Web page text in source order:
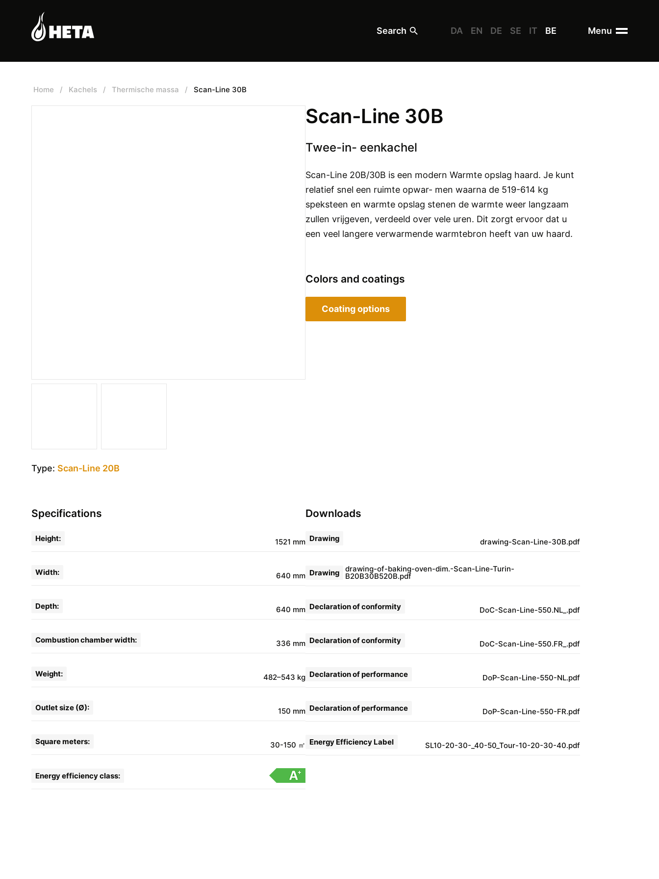
Search DA EN DE SE IT BE Menu
Home / Kachels / Thermische massa / Scan-Line 30B
Type: Scan-Line 20B
Scan-Line 30B
Twee-in- eenkachel
Scan-Line 20B/30B is een modern Warmte opslag haard. Je kunt
relatief snel een ruimte opwar- men waarna de 519-614 kg
speksteen en warmte opslag stenen de warmte weer langzaam
zullen vrijgeven, verdeeld over vele uren. Dit zorgt ervoor dat u
een veel langere verwarmende warmtebron heeft van uw haard.
Colors and coatings
Coating options
Specifications
Height: 1521 mm
Width: 640 mm
Depth: 640 mm
Combustion chamber width: 336 mm
Weight: 482–543 kg
Outlet size (Ø): 150 mm
Square meters: 30-150 ㎡
Energy efficiency class:
Downloads
Drawing drawing-Scan-Line-30B.pdf
Drawing drawing-of-baking-oven-dim.-Scan-Line-Turin-
B20B30B520B.pdf
Declaration of conformity DoC-Scan-Line-550.NL_.pdf
Declaration of conformity DoC-Scan-Line-550.FR_.pdf
Declaration of performance DoP-Scan-Line-550-NL.pdf
Declaration of performance DoP-Scan-Line-550-FR.pdf
Energy Efficiency Label SL10-20-30-_40-50_Tour-10-20-30-40.pdf